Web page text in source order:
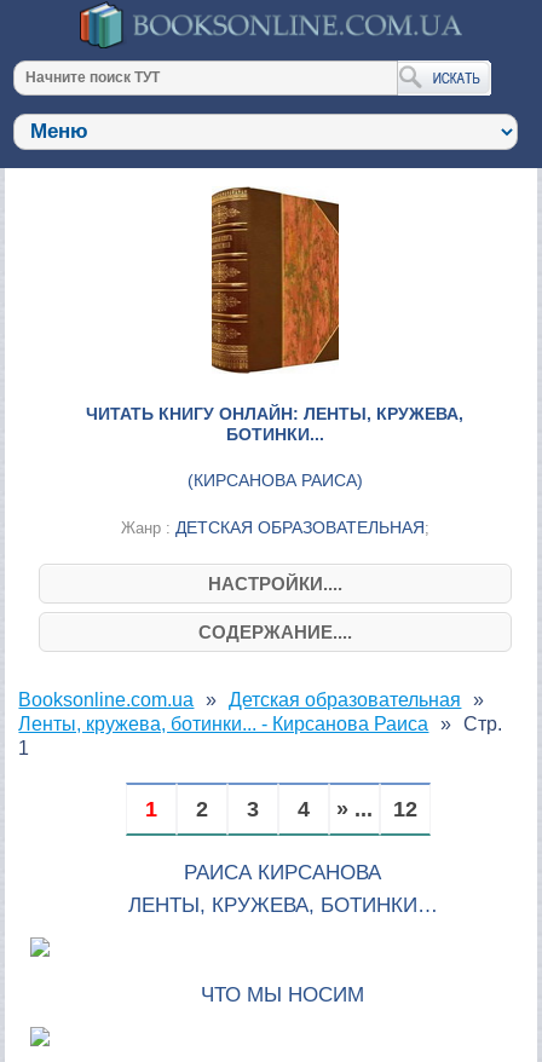
ЧИТАТЬ КНИГУ ОНЛАЙН: ЛЕНТЫ, КРУЖЕВА,
БОТИНКИ...
(КИРСАНОВА РАИСА)
Жанр : ДЕТСКАЯ ОБРАЗОВАТЕЛЬНАЯ;
НАСТРОЙКИ....
СОДЕРЖАНИЕ....
Booksonline.com.ua
Детская образовательная
Ленты, кружева, ботинки... - Кирсанова Раиса
Стр.
1
1 2 3 4 » ... 12
РАИСА КИРСАНОВА
ЛЕНТЫ, КРУЖЕВА, БОТИНКИ…
ЧТО МЫ НОСИМ